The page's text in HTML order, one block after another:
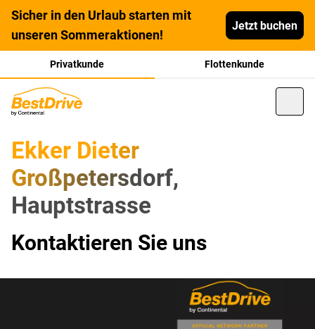
Sicher in den Urlaub starten mit
unseren Sommeraktionen!
Jetzt buchen
Privatkunde Flottenkunde
Ekker Dieter
Großpetersdorf,
Hauptstrasse
Kontaktieren Sie uns